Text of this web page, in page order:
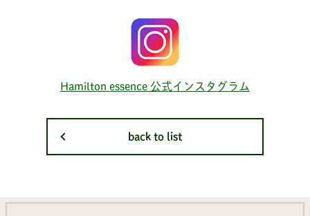
Hamilton essence 公式インスタグラム
back to list